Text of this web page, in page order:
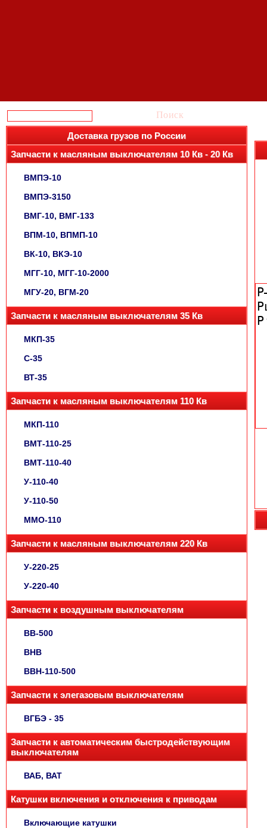
Поиск
Доставка грузов по России
Запчасти к масляным выключателям 10 Кв - 20 Кв
ВМПЭ-10
ВМПЭ-3150
ВМГ-10, ВМГ-133
ВПМ-10, ВПМП-10
ВК-10, ВКЭ-10
МГГ-10, МГГ-10-2000
МГУ-20, ВГМ-20
Запчасти к масляным выключателям 35 Кв
МКП-35
С-35
ВТ-35
Запчасти к масляным выключателям 110 Кв
МКП-110
ВМТ-110-25
ВМТ-110-40
У-110-40
У-110-50
ММО-110
Запчасти к масляным выключателям 220 Кв
У-220-25
У-220-40
Запчасти к воздушным выключателям
ВВ-500
ВНВ
ВВН-110-500
Запчасти к элегазовым выключателям
ВГБЭ - 35
Запчасти к автоматическим быстродействующим
выключателям
ВАБ, ВАТ
Катушки включения и отключения к приводам
Включающие катушки